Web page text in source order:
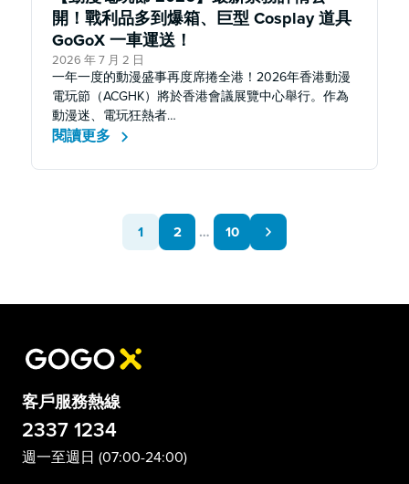
開！戰利品多到爆箱、巨型 Cosplay 道具
GoGoX 一車運送！
2026 年 7 月 2 日
一年一度的動漫盛事再度席捲全港！2026年香港動漫
電玩節（ACGHK）將於香港會議展覽中心舉行。作為
動漫迷、電玩狂熱者…
閱讀更多
1 2 … 10
客戶服務熱線
2337 1234
週一至週日 (07:00-24:00)